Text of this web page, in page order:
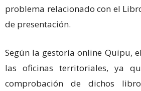
problema relacionado con el
de presentación.
Según la gestoría online Quipu,
las oficinas territoriales, ya
comprobación de dichos